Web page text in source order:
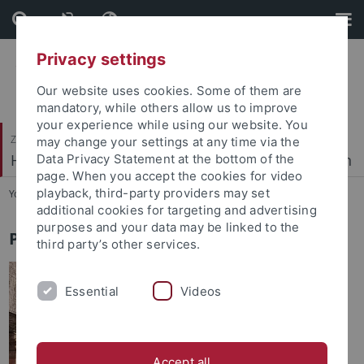
Skip
to
content
Skip
to
footer
Zentrum für Islamische Theologie (ZITh)
Hadithwissenschaften und prophetische Tradition
You are here: Startseite ... Profil
Profil
Privacy settings
Our website uses cookies. Some of them are
mandatory, while others allow us to improve
your experience while using our website. You
may change your settings at any time via the
Data Privacy Statement at the bottom of the
page. When you accept the cookies for video
playback, third-party providers may set
additional cookies for targeting and advertising
purposes and your data may be linked to the
third party’s other services.
Essential Videos